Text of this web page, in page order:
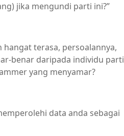
jika mengundi parti ini?”
hangat terasa, persoalannya,
benar daripada individu parti
yang menyamar?
data anda sebagai